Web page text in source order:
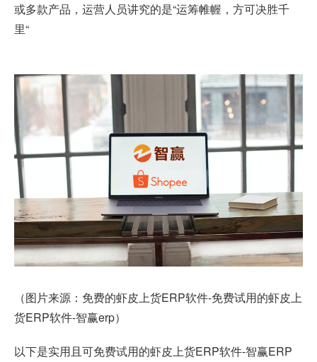
或多款产品，运营人员讲究的是“运筹帷幄，方可决胜千
里“
（图片来源：免费的虾皮上货ERP软件-免费试用的虾皮上
货ERP软件-智赢erp）
以下是实用且可免费试用的虾皮上货ERP软件-智赢ERP